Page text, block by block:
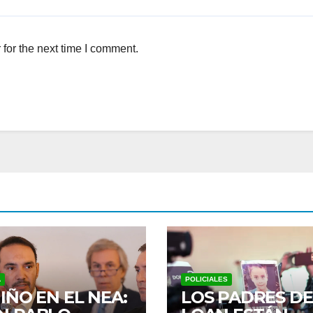
the next time I comment.
EN EL NEA:
POLICIALES
LOS PADRES DE